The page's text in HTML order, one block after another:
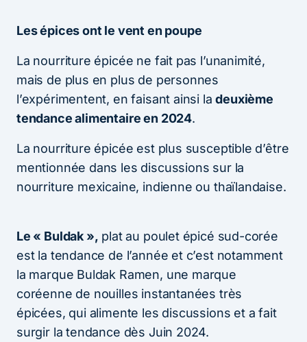
Les épices ont le vent en poupe
La nourriture épicée ne fait pas l’unanimité,
mais de plus en plus de personnes
l’expérimentent, en faisant ainsi ladeuxième
tendance alimentaire en 2024.
La nourriture épicée est plus susceptible d’être
mentionnée dans les discussions sur la
nourriture mexicaine, indienne ou thaïlandaise.
Le « Buldak », plat au poulet épicé sud-corée
est la tendance de l’année et c’est notamment
la marque Buldak Ramen, une marque
coréenne de nouilles instantanées très
épicées, qui alimente les discussions et a fait
surgir la tendance dès Juin 2024.